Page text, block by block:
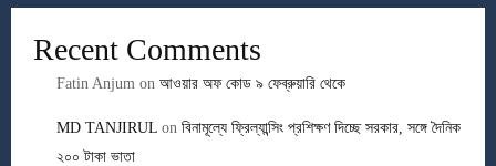
Recent Comments
Fatin Anjum on আওয়ার অফ কোড ৯ ফেব্রুয়ারি থেকে
MD TANJIRUL on বিনামূল্যে ফ্রিল্যান্সিং প্রশিক্ষণ দিচ্ছে সরকার, সঙ্গে দৈনিক
২০০ টাকা ভাতা